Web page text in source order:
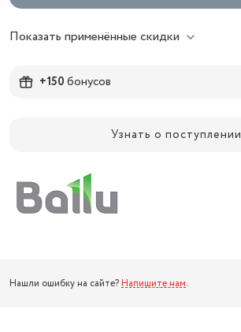
Показать применённые скидки
+150бонусов
Узнать о поступлении
Нашли ошибку на сайте? Напишите нам.